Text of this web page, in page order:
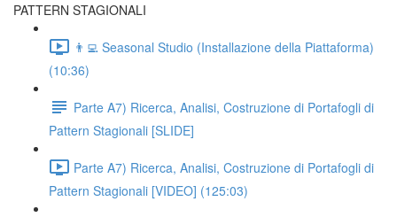
PATTERN STAGIONALI
👨‍💻 Seasonal Studio (Installazione della Piattaforma)
(10:36)
Parte A7) Ricerca, Analisi, Costruzione di Portafogli di
Pattern Stagionali [SLIDE]
Parte A7) Ricerca, Analisi, Costruzione di Portafogli di
Pattern Stagionali [VIDEO] (125:03)